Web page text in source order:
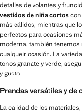
detalles de volantes y
vestidos de niña cortos
más cálidos, mientras que
perfectos para ocasiones
moderna, también tenemos
cualqueir ocasión. La
tonos granate y verde,
y gusto.
Prendas versátiles y de
La calidad de los